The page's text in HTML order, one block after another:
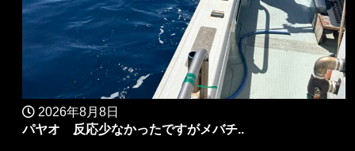
2026年8月8日
パヤオ 反応少なかったですがメバチ..